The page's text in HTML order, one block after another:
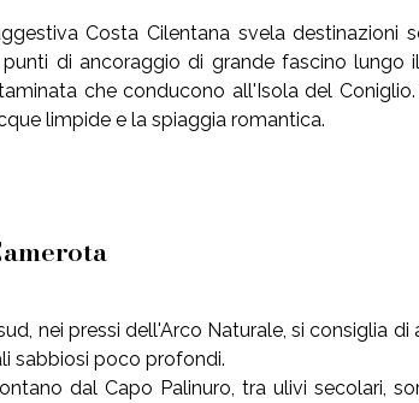
Costa Cilentana svela destinazioni
punti di ancoraggio di grande fascino
che conducono all'Isola del
limpide e la spiaggia romantica.
nei pressi dell'Arco Naturale, si consiglia
sabbiosi poco profondi.
dal Capo Palinuro, tra ulivi secolari,